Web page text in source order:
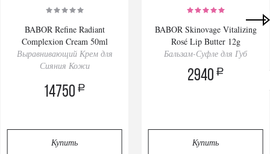
BABOR Refine Radiant
Complexion Cream 50ml
Выравнивающий Крем для
Сияния Кожи
14750 a
Купить
BABOR Skinovage Vitalizing
Rosé Lip Butter 12g
Бальзам-Суфле для Губ
2940 a
Купить